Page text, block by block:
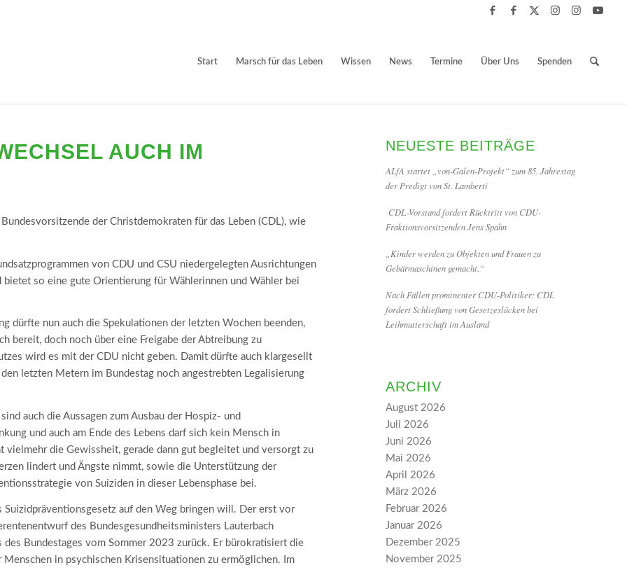
Start Marsch für das Leben Wissen News Termine Über Uns Spenden
AUCH IM
der Christdemokraten für das Leben (CDL), wie
von CDU und CSU niedergelegten Ausrichtungen
so eine gute Orientierung für Wählerinnen und Wähler bei
dürfte nun auch die Spekulationen der letzten Wochen beenden,
bereit, doch noch über eine Freigabe der Abtreibung zu
wird es mit der CDU nicht geben. Damit dürfte auch klargesellt
letzten Metern im Bundestag noch angestrebten Legalisierung
auch die Aussagen zum Ausbau der Hospiz- und
und auch am Ende des Lebens darf sich kein Mensch in
vielmehr die Gewissheit, gerade dann gut begleitet und versorgt zu
lindert und Ängste nimmt, sowie die Unterstützung der
von Suiziden in dieser Lebensphase bei.
Suizidpräventionsgesetz auf den Weg bringen will. Der erst vor
des Bundesgesundheitsministers Lauterbach
Bundestages vom Sommer 2023 zurück. Er bürokratisiert die
in psychischen Krisensituationen zu ermöglichen. Im
NEUESTE BEITRÄGE
ALfA startet „von-Galen-Projekt“ zum 85. Jahrestag
der Predigt von St. Lamberti
CDL-Vorstand fordert Rücktritt von CDU-
Fraktionsvorsitzenden Jens Spahn
„Kinder werden zu Objekten und Frauen zu
Gebärmaschinen gemacht.“
Nach Fällen prominenter CDU-Politiker: CDL
fordert Schließung von Gesetzeslücken bei
Leihmutterschaft im Ausland
ARCHIV
August 2026
Juli 2026
Juni 2026
Mai 2026
April 2026
März 2026
Februar 2026
Januar 2026
Dezember 2025
November 2025